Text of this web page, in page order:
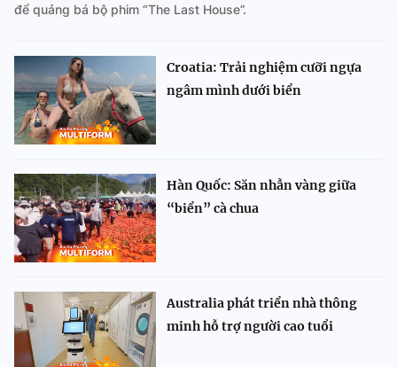
để quảng bá bộ phim “The Last House”.
Croatia: Trải nghiệm cưỡi ngựa
ngâm mình dưới biển
Hàn Quốc: Săn nhẫn vàng giữa
“biển” cà chua
Australia phát triển nhà thông
minh hỗ trợ người cao tuổi